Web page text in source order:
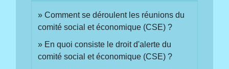
Comment se déroulent les réunions du
comité social et économique (CSE) ?
En quoi consiste le droit d'alerte du
comité social et économique (CSE) ?